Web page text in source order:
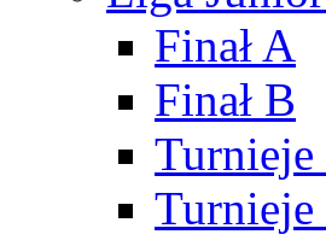
Finał A
Finał B